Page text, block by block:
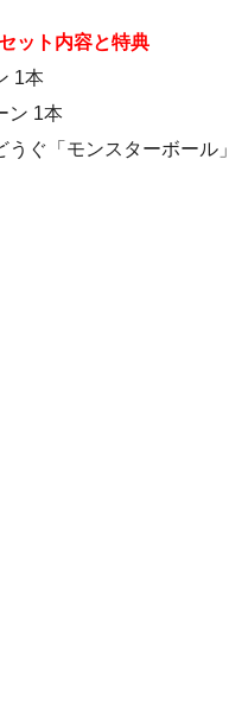
ット内容と特典
1本
ン 1本
うぐ「モンスターボー